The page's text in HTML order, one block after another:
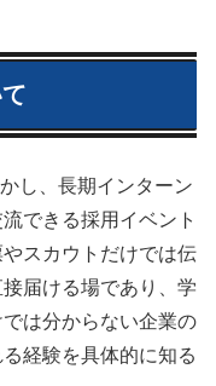
し、長期インターン
できる採用イベント
スカウトだけでは伝
届ける場であり、学
は分からない企業の
経験を具体的に知る